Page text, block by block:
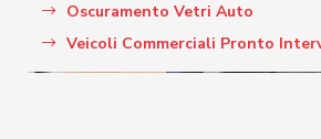
Oscuramento Vetri Auto
Veicoli Commerciali Pronto